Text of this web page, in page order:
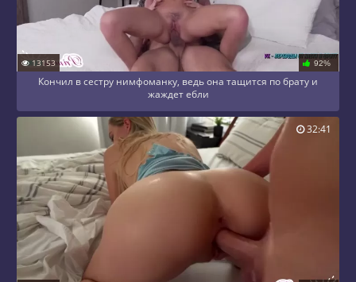
13153 92%
Кончил в сестру нимфоманку, ведь она тащится по брату и
жаждет ебли
32:41